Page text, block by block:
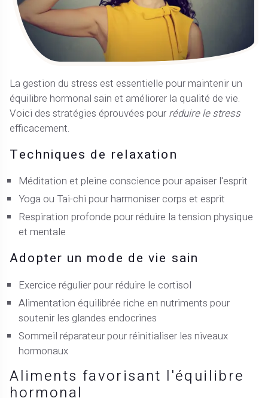
La gestion du stress est essentielle pour maintenir un
équilibre hormonal sain et améliorer la qualité de vie.
Voici des stratégies éprouvées pour réduire le stress
efficacement.
Techniques de relaxation
Méditation et pleine conscience pour apaiser l'esprit
Yoga ou Tai-chi pour harmoniser corps et esprit
Respiration profonde pour réduire la tension physique
et mentale
Adopter un mode de vie sain
Exercice régulier pour réduire le cortisol
Alimentation équilibrée riche en nutriments pour
soutenir les glandes endocrines
Sommeil réparateur pour réinitialiser les niveaux
hormonaux
Aliments favorisant l'équilibre
hormonal